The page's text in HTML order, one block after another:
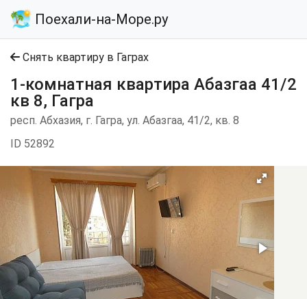
Поехали-на-Море.ру
Снять квартиру в Гаграх
1-комнатная квартира Абазгаа 41/2
кв 8, Гагра
респ. Абхазия, г. Гагра, ул. Абазгаа, 41/2, кв. 8
ID 52892